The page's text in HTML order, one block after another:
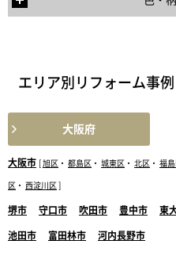
エリア別リフォーム事例
大阪府
大阪市 旭区 ・ 都島区 ・ 城東区 ・ 北区 ・ 福
区 ・ 西淀川区
堺市 守口市 吹田市 豊中市 東
池田市 富田林市 河内長野市